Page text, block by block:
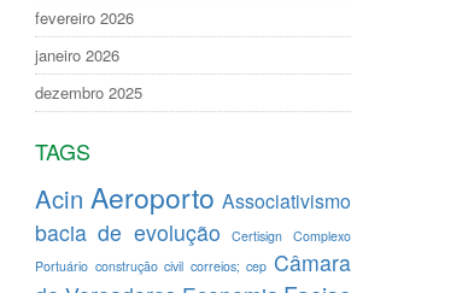
fevereiro 2026
janeiro 2026
dezembro 2025
TAGS
Acin Aeroporto Associativismo
bacia de evolução Certisign Complexo
Portuário construção civil correios; cep Câmara